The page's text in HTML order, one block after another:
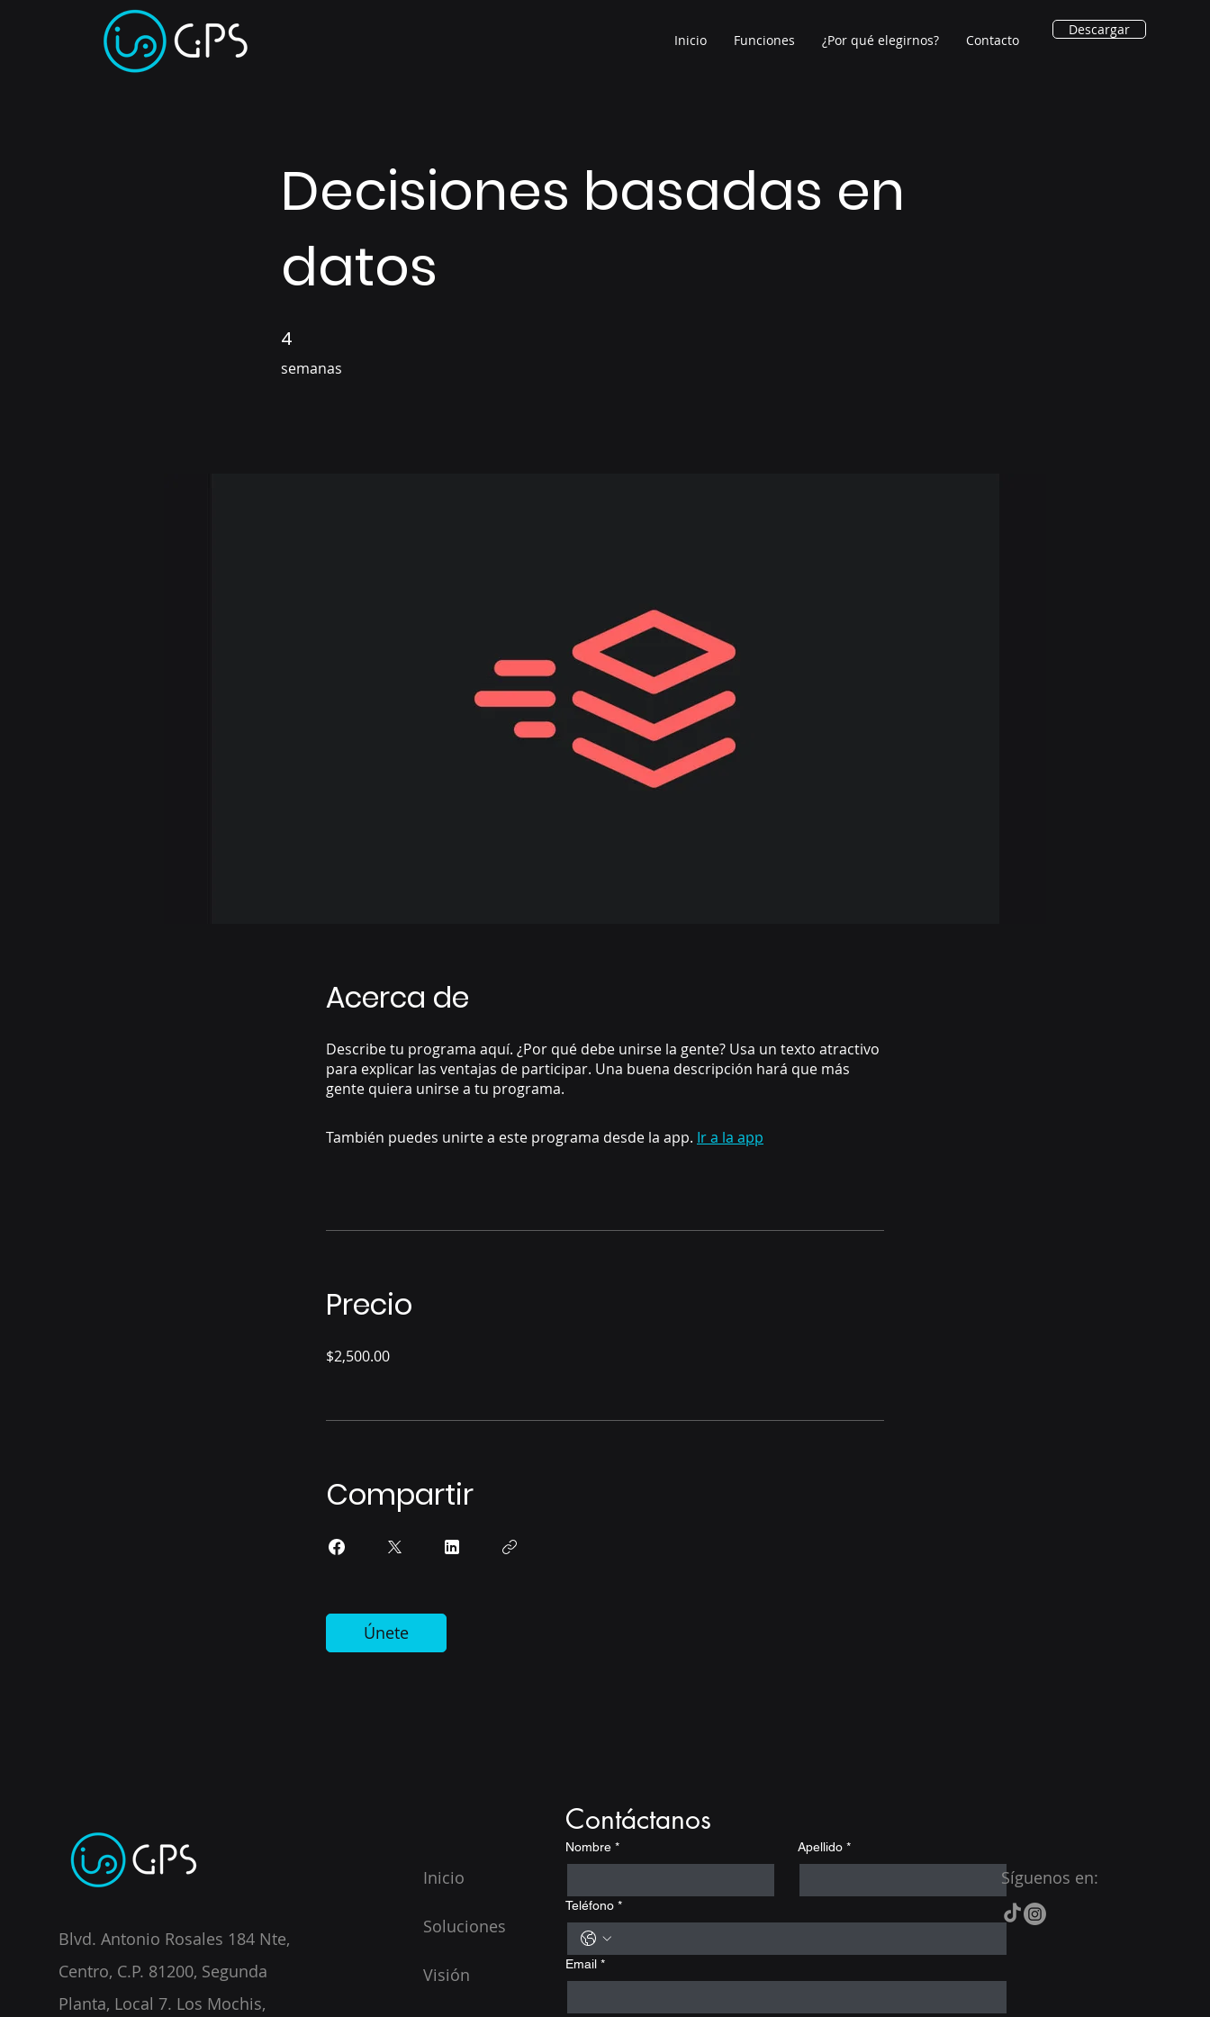
Inicio Funciones ¿Por qué elegirnos? Contacto
Descargar
Decisiones basadas en
datos
4
semanas
4 semanas
Acerca de
Describe tu programa aquí. ¿Por qué debe unirse la gente? Usa un texto atractivo
para explicar las ventajas de participar. Una buena descripción hará que más
gente quiera unirse a tu programa.
También puedes unirte a este programa desde la app. Ir a la app
Precio
$2,500.00
Compartir
Únete
Blvd. Antonio Rosales 184 Nte,
Centro, C.P. 81200, Segunda
Planta, Local 7. Los Mochis,
Inicio
Soluciones
Visión
Contáctanos
Nombre * Apellido *
Teléfono *
Email *
Síguenos en: